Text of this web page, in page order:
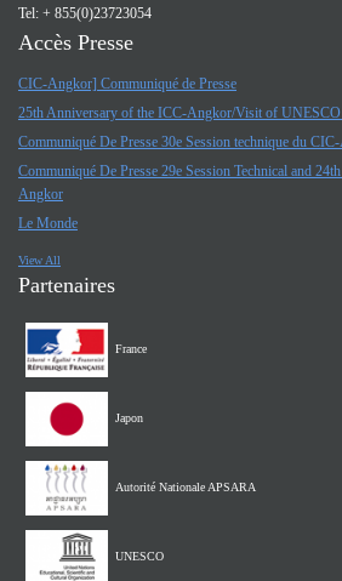
Tel: + 855(0)23723054
Accès Presse
CIC-Angkor] Communiqué de Presse
25th Anniversary of the ICC-Angkor/Visit of
Communiqué De Presse 30e Session technique du
Communiqué De Presse 29e Session Technical and
Angkor
Le Monde
View All
Partenaires
France
Japon
Autorité Nationale APSARA
UNESCO